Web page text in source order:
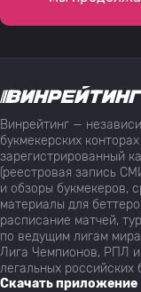
Винрейтинг —
букмекерских
зарегистрированный
(реестровая запись
и обзоры букмекеров,
материалы для
расписание матчей,
по ведущим лигам
Лига Чемпионов, РПЛ и
легальных российских
Скачать приложение